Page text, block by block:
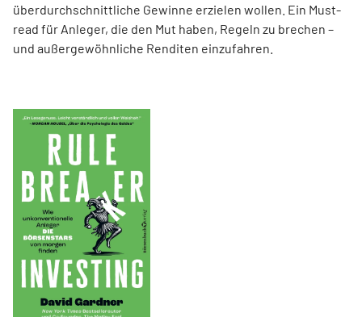
überdurchschnittliche Gewinne erzielen wollen. Ein Must-
read für Anleger, die den Mut haben, Regeln zu brechen –
und außergewöhnliche Renditen einzufahren.